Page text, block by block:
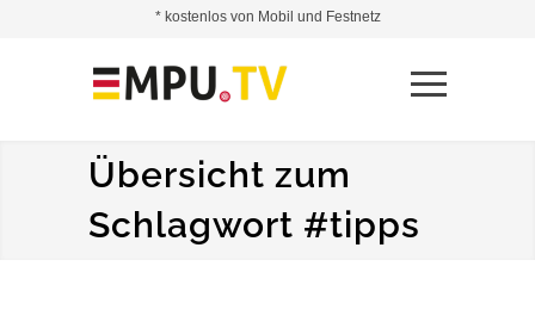
Übersicht zum
Schlagwort #tipps
* kostenlos von Mobil und Festnetz